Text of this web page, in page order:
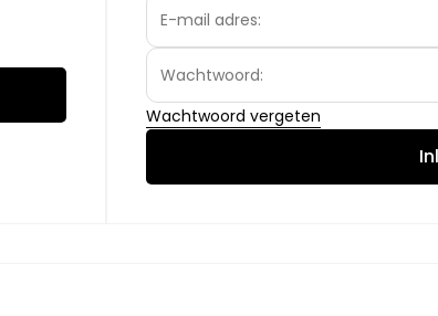
Wachtwoord vergeten